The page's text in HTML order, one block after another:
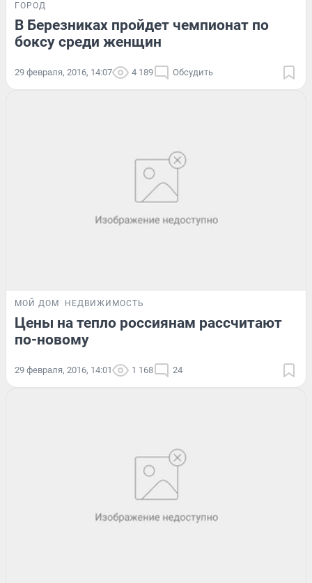
ГОРОД
В Березниках пройдет чемпионат по
боксу среди женщин
29 февраля, 2016, 14:07 4 189 Обсудить
МОЙ ДОМ НЕДВИЖИМОСТЬ
Цены на тепло россиянам рассчитают
по-новому
29 февраля, 2016, 14:01 1 168 24